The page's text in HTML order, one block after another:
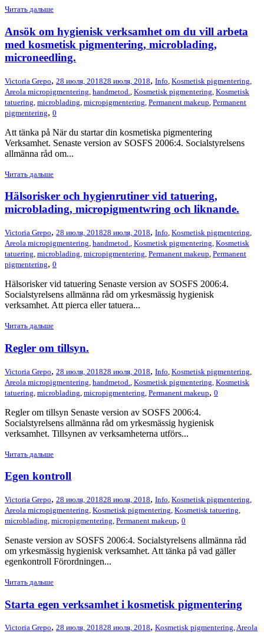
Читать дальше
Ansök om hygienisk verksamhet om du vill arbeta
med kosmetisk pigmentering, microblading,
microneedling.
Victoria Grepo, 28 июля, 201828 июля, 2018, Info Kosmetisk pigmentering
Areola micropigmentering handmetod. Kosmetisk pigmentering Kosmetisk
tatuering microblading micropigmentering Permanent makeup Permanent
pigmentering, 0
Att tänka på När du startar din kosmetiska pigmentering
Verksamhet. Senaste version av SOSFS 2006:4. Socialstyrelsens
allmänna råd om...
Читать дальше
Hälsorisker och hygienrutiner vid tatuering,
microblading, micropigmentwring och liknande.
Victoria Grepo, 28 июля, 201828 июля, 2018, Info, Kosmetisk pigmentering,
Areola micropigmentering, handmetod., Kosmetisk pigmentering, Kosmetisk
tatuering, microblading, micropigmentering, Permanent makeup, Permanent
pigmentering, 0
Hälsorisker vid tatuering Senaste version av SOSFS 2006:4.
Socialstyrelsens allmänna råd om yrkesmässig hygienisk
verksamhet. Att pierca eller tatuera...
Читать дальше
Regler om tillsyn.
Victoria Grepo, 28 июля, 201828 июля, 2018, Info Kosmetisk pigmentering
Areola micropigmentering handmetod. Kosmetisk pigmentering Kosmetisk
tatuering microblading micropigmentering Permanent makeup, 0
Regler om tillsyn Senaste version av SOSFS 2006:4.
Socialstyrelsens allmänna råd om yrkesmässig hygienisk
verksamhet. Tillsynen av verksamheterna utförs...
Читать дальше
Egen kontroll
Victoria Grepo, 28 июля, 201828 июля, 2018, Info, Kosmetisk pigmentering,
Areola micropigmentering, Kosmetisk pigmentering, Kosmetisk tatuering,
microblading, micropigmentering, Permanent makeup, 0
Senaste version av SOSFS 2006:4. Socialstyrelsens allmänna råd
om yrkesmässig hygienisk verksamhet. Att tänka på vad gäller
egenkontroll Förordningen...
Читать дальше
Starta egen verksamhet i kosmetisk pigmentering
Victoria Grepo, 28 июля, 201828 июля, 2018, Kosmetisk pigmentering,Areola